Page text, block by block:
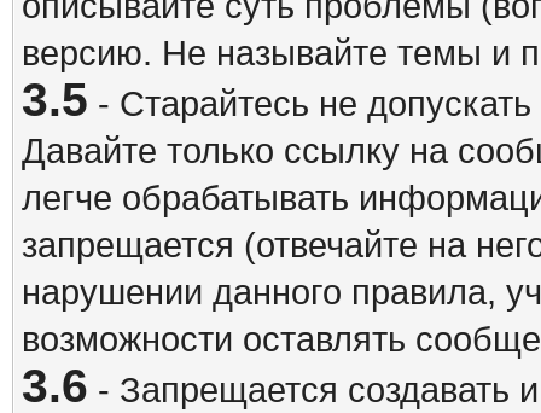
версию. Не называйте темы
3.5 - Старайтесь не
Давайте только ссылку на
легче обрабатывать
запрещается (отвечайте на
нарушении данного правила,
возможности оставлять
3.6 - Запрещается создавать